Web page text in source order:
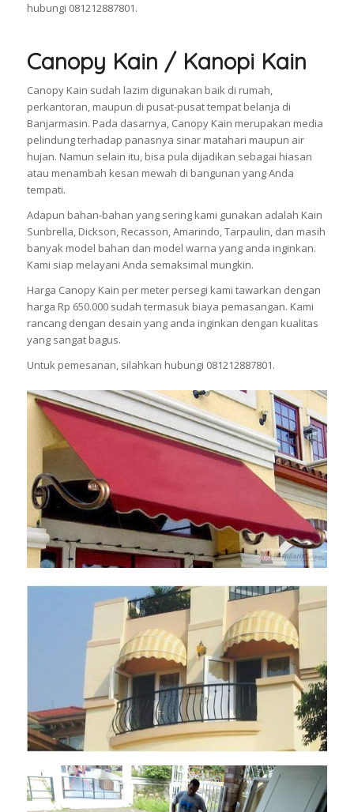
hubungi 081212887801.
Canopy Kain / Kanopi Kain
Canopy Kain sudah lazim digunakan baik di rumah,
perkantoran, maupun di pusat-pusat tempat belanja di
Banjarmasin. Pada dasarnya, Canopy Kain merupakan media
pelindung terhadap panasnya sinar matahari maupun air
hujan. Namun selain itu, bisa pula dijadikan sebagai hiasan
atau menambah kesan mewah di bangunan yang Anda
tempati.
Adapun bahan-bahan yang sering kami gunakan adalah Kain
Sunbrella, Dickson, Recasson, Amarindo, Tarpaulin, dan masih
banyak model bahan dan model warna yang anda inginkan.
Kami siap melayani Anda semaksimal mungkin.
Harga Canopy Kain per meter persegi kami tawarkan dengan
harga Rp 650.000 sudah termasuk biaya pemasangan. Kami
rancang dengan desain yang anda inginkan dengan kualitas
yang sangat bagus.
Untuk pemesanan, silahkan hubungi 081212887801.